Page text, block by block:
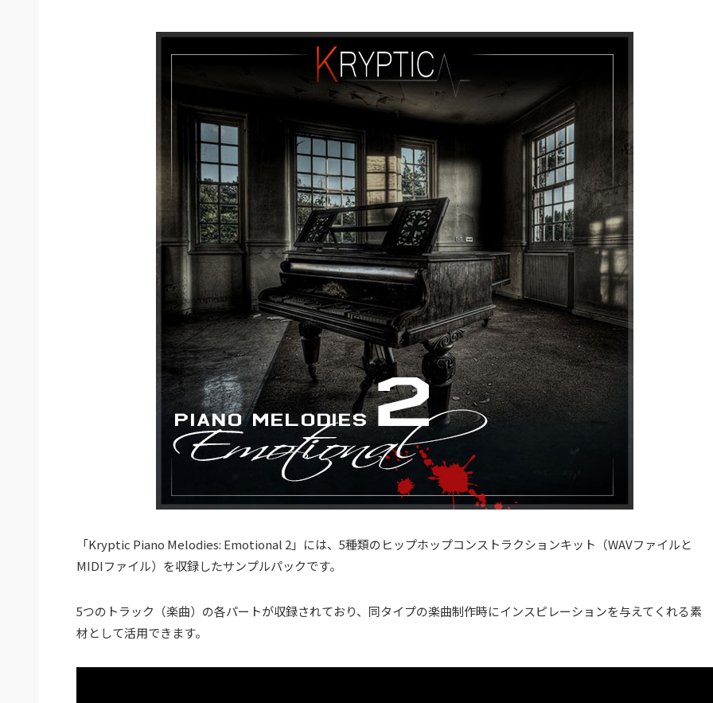
「Kryptic Piano Melodies: Emotional 2」には、5種類のヒップホップコンストラクションキット（WAVファイルと
MIDIファイル）を収録したサンプルパックです。
5つのトラック（楽曲）の各パートが収録されており、同タイプの楽曲制作時にインスピレーションを与えてくれる素
材として活用できます。